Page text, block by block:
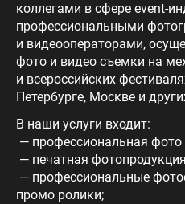
коллегами в сфере event-
профессиональными
и видеооператорами,
фото и видео съемки на
и всероссийских
Петербурге, Москве и
В наши услуги входит:
— профессиональная
— печатная
— профессиональные
промо ролики;